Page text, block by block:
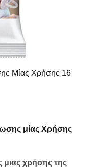
Μίας Χρήσης 16
μίας Χρήσης
χρήσης της